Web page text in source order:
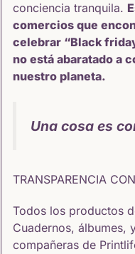
conciencia tranquila.
comercios que
celebrar “Black
no está abaratado a
nuestro planeta.
Una cosa es
TRANSPARENCIA
Todos los productos
Cuadernos, álbumes,
compañeras de